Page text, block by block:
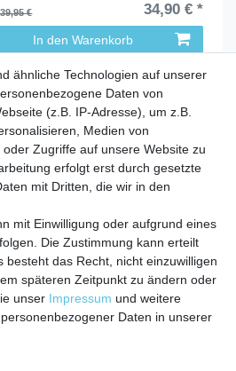
€ 34,90 € *
In den Warenkorb
ähnliche Technologien auf unserer
Daten von
(z.B. IP-Adresse), um z.B.
Medien von
Zugriffe auf unsere Website zu
erfolgt erst durch gesetzte
mit Dritten, die wir in den
mit Einwilligung oder aufgrund eines
Die Zustimmung kann erteilt
besteht das Recht, nicht einzuwilligen
späteren Zeitpunkt zu ändern oder
unser Impressum und weitere
Daten in unserer
Daten­schutz­erklärung